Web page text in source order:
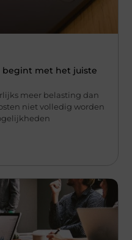
begint met het juiste
meer belasting dan
niet volledig worden